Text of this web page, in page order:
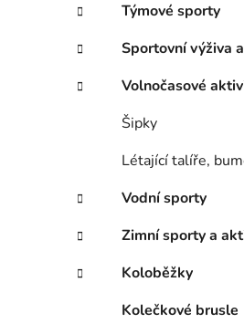
Týmové sporty
Sportovní výživa
Volnočasové
Šipky
Létající talíře,
Vodní sporty
Zimní sporty a
Koloběžky
Kolečkové brusle